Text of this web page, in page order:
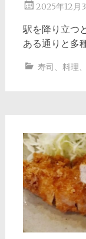
2025年12月
駅を降り立つ
ある通りと多
寿司 、 料理、